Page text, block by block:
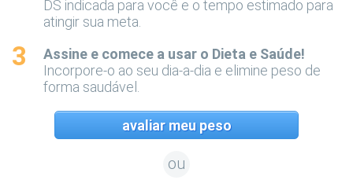
DS indicada para você e o tempo estimado para
atingir sua meta.
Assine e comece a usar o Dieta e Saúde!
Incorpore-o ao seu dia-a-dia e elimine peso de
forma saudável.
avaliar meu peso
ou